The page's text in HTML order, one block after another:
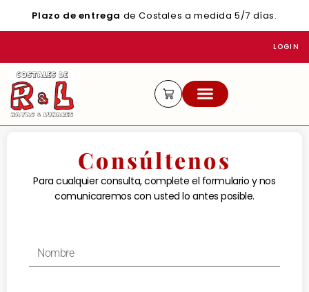
Plazo de entrega de Costales a medida 5/7 días.
LOGIN
Consúltenos
Para cualquier consulta, complete el formulario y nos
comunicaremos con usted lo antes posible.